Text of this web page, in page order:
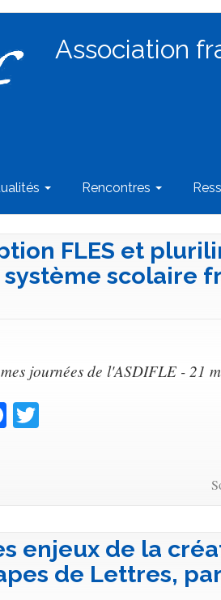
Association
Rencontres
FLES et
système scolaire
journées de l'ASDIFLE - 21
Facebook
enjeux de la
de Lettres,